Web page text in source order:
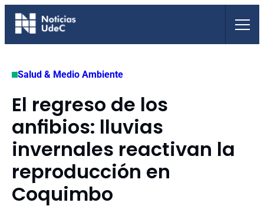
Saltar
Salud & Medio Ambiente
El regreso de los
anfibios: lluvias
invernales reactivan la
reproducción en
Coquimbo